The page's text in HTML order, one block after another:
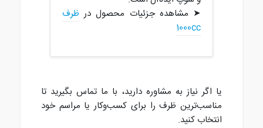
➤ مشاهده جزئیات محصول در ظرف
1000cc
یا اگر نیاز به مشاوره دارید، با ما تماس بگیرید تا
مناسب‌ترین ظرف را برای کسب‌وکار یا مراسم خود
انتخاب کنید.